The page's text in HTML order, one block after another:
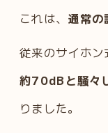
これは、 通常の
従来のサイホン
約70dBと騒々
りました。